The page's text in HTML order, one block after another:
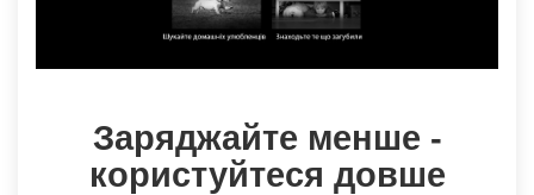
Заряджайте менше -
користуйтеся довше